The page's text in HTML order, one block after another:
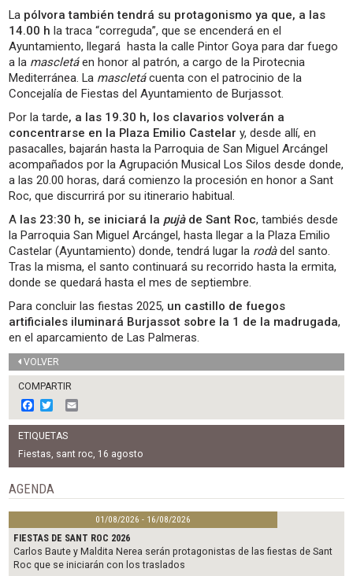
La pólvora también tendrá su protagonismo ya que, a las
14.00 hla traca “correguda”, que se encenderá en el
Ayuntamiento, llegará hasta la calle Pintor Goya para dar fuego
a la mascletáen honor al patrón, a cargo de la Pirotecnia
Mediterránea. La mascletácuenta con el patrocinio de la
Concejalía de Fiestas del Ayuntamiento de Burjassot.
Por la tarde, a las 19.30 h, los clavarios volverán a
concentrarse en la Plaza Emilio Castelar y, desde allí, en
pasacalles, bajarán hasta la Parroquia de San Miguel Arcángel
acompañados por la Agrupación Musical Los Silos desde donde,
a las 20.00 horas, dará comienzo la procesión en honor a Sant
Roc, que discurrirá por su itinerario habitual.
A las 23:30 h, se iniciará la pujàde Sant Roc, tambiés desde
la Parroquia San Miguel Arcángel, hasta llegar a la Plaza Emilio
Castelar (Ayuntamiento) donde, tendrá lugar la rodàdel santo.
Tras la misma, el santo continuará su recorrido hasta la ermita,
donde se quedará hasta el mes de septiembre.
Para concluir las fiestas 2025, un castillo de fuegos
artificiales iluminará Burjassot sobre la 1 de la madrugada,
en el aparcamiento de Las Palmeras.
VOLVER
COMPARTIR
F
a
c
e
b
o
o
k
w
i
t
t
e
m
a
l
ETIQUETAS
Fiestas, sant roc, 16 agosto
AGENDA
01/08/2026 - 16/08/2026
FIESTAS DE SANT ROC 2026
Carlos Baute y Maldita Nerea serán protagonistas de las fiestas de Sant
Roc que se iniciarán con los traslados